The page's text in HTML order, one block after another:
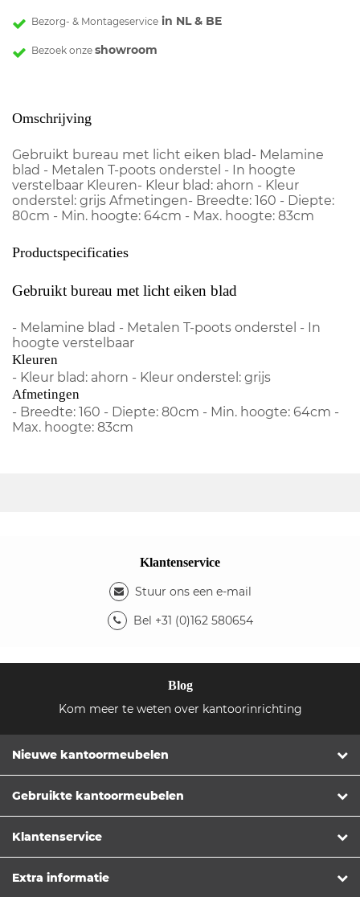
Bezorg- & Montageservice in NL & BE
Bezoek onze showroom
Omschrijving
Gebruikt bureau met licht eiken blad- Melamine
blad - Metalen T-poots onderstel - In hoogte
verstelbaar Kleuren- Kleur blad: ahorn - Kleur
onderstel: grijs Afmetingen- Breedte: 160 - Diepte:
80cm - Min. hoogte: 64cm - Max. hoogte: 83cm
Productspecificaties
Gebruikt bureau met licht eiken blad
- Melamine blad - Metalen T-poots onderstel - In
hoogte verstelbaar
Kleuren
- Kleur blad: ahorn - Kleur onderstel: grijs
Afmetingen
- Breedte: 160 - Diepte: 80cm - Min. hoogte: 64cm -
Max. hoogte: 83cm
Klantenservice
Stuur ons een e-mail
Bel +31 (0)162 580654
Blog
Kom meer te weten over kantoorinrichting
Nieuwe kantoormeubelen
Gebruikte kantoormeubelen
Klantenservice
Extra informatie